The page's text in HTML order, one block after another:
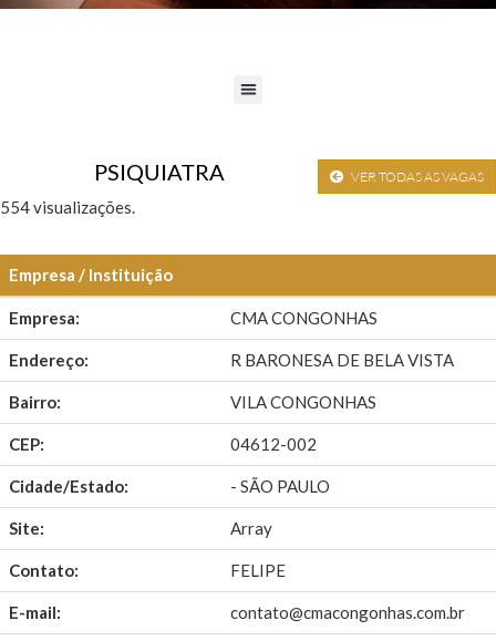
VER TODAS AS VAGAS
PSIQUIATRA
554 visualizações.
Empresa / Instituição
Empresa: CMA CONGONHAS
Endereço: R BARONESA DE BELA VISTA
Bairro: VILA CONGONHAS
CEP: 04612-002
Cidade/Estado: - SÃO PAULO
Site: Array
Contato: FELIPE
E-mail: contato@cmacongonhas.com.br